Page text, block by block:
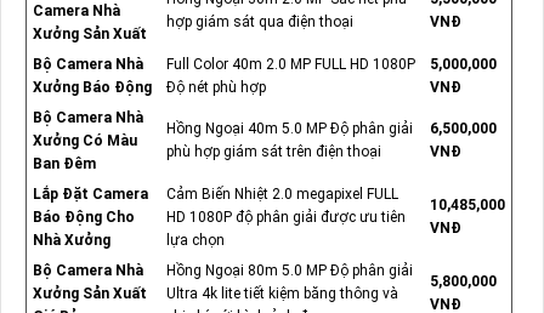
Camera Nhà
Xưởng Sản Xuất
hợp giám sát qua điện thoại
VNĐ
Bộ Camera Nhà
Xưởng Báo Động
Full Color 40m 2.0 MP FULL HD 1080P
Độ nét phù hợp
5,000,000
VNĐ
Bộ Camera Nhà
Xưởng Có Màu
Ban Đêm
Hồng Ngoại 40m 5.0 MP Độ phân giải
phù hợp giám sát trên điện thoại
6,500,000
VNĐ
Lắp Đặt Camera
Báo Động Cho
Nhà Xưởng
Cảm Biến Nhiệt 2.0 megapixel FULL
HD 1080P độ phân giải được ưu tiên
lựa chọn
10,485,000
VNĐ
Bộ Camera Nhà
Xưởng Sản Xuất
Hồng Ngoại 80m 5.0 MP Độ phân giải
Ultra 4k lite tiết kiệm băng thông và
5,800,000
VNĐ